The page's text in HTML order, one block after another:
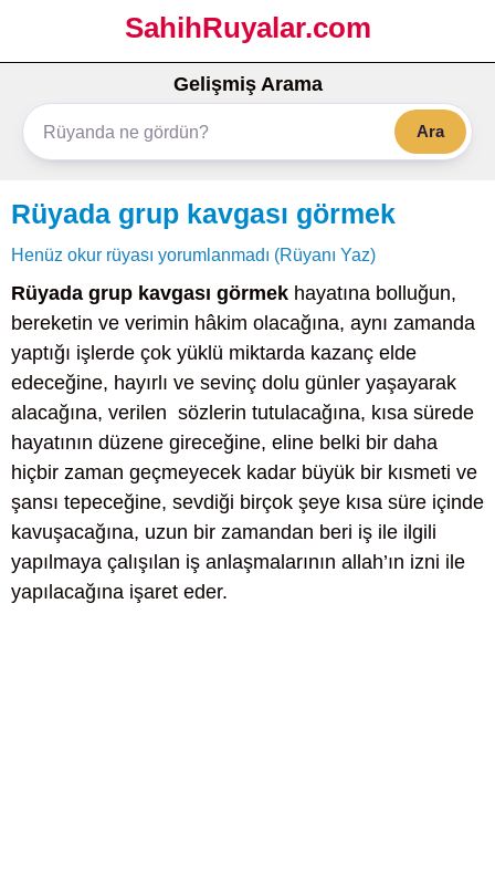
SahihRuyalar.com
Gelişmiş Arama
Ara
Rüyada grup kavgası görmek
Henüz okur rüyası yorumlanmadı (Rüyanı Yaz)
Rüyada grup kavgası görmek hayatına bolluğun,
bereketin ve verimin hâkim olacağına, aynı zamanda
yaptığı işlerde çok yüklü miktarda kazanç elde
edeceğine, hayırlı ve sevinç dolu günler yaşayarak
alacağına, verilen sözlerin tutulacağına, kısa sürede
hayatının düzene gireceğine, eline belki bir daha
hiçbir zaman geçmeyecek kadar büyük bir kısmeti ve
şansı tepeceğine, sevdiği birçok şeye kısa süre içinde
kavuşacağına, uzun bir zamandan beri iş ile ilgili
yapılmaya çalışılan iş anlaşmalarının allah’ın izni ile
yapılacağına işaret eder.